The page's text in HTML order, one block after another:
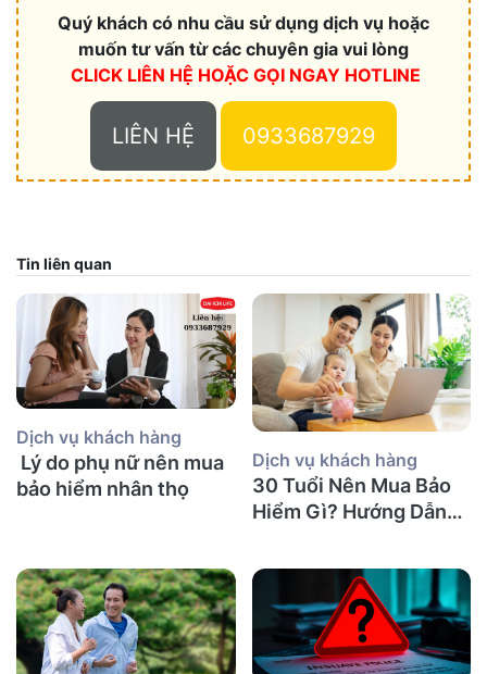
Quý khách có nhu cầu sử dụng dịch vụ hoặc
muốn tư vấn từ các chuyên gia vui lòng
CLICK LIÊN HỆ HOẶC GỌI NGAY HOTLINE
LIÊN HỆ 0933687929
Tin liên quan
Dịch vụ khách hàng
Lý do phụ nữ nên mua
bảo hiểm nhân thọ
Dịch vụ khách hàng
30 Tuổi Nên Mua Bảo
Hiểm Gì? Hướng Dẫn